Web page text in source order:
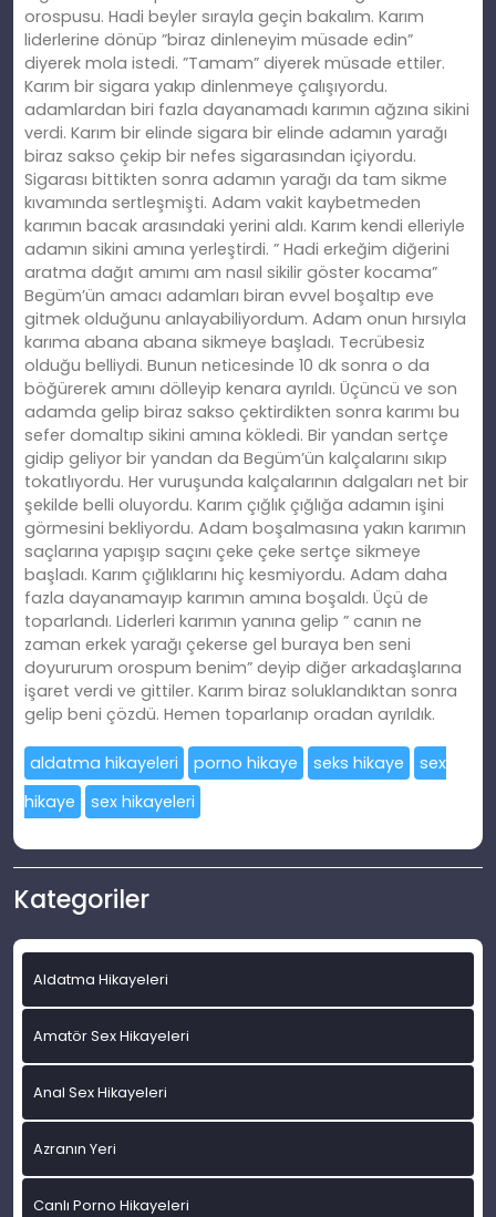
orospusu. Hadi beyler sırayla geçin bakalım. Karım
liderlerine dönüp ”biraz dinleneyim müsade edin”
diyerek mola istedi. ”Tamam” diyerek müsade ettiler.
Karım bir sigara yakıp dinlenmeye çalışıyordu.
adamlardan biri fazla dayanamadı karımın ağzına sikini
verdi. Karım bir elinde sigara bir elinde adamın yarağı
biraz sakso çekip bir nefes sigarasından içiyordu.
Sigarası bittikten sonra adamın yarağı da tam sikme
kıvamında sertleşmişti. Adam vakit kaybetmeden
karımın bacak arasındaki yerini aldı. Karım kendi elleriyle
adamın sikini amına yerleştirdi. ” Hadi erkeğim diğerini
aratma dağıt amımı am nasıl sikilir göster kocama”
Begüm’ün amacı adamları biran evvel boşaltıp eve
gitmek olduğunu anlayabiliyordum. Adam onun hırsıyla
karıma abana abana sikmeye başladı. Tecrübesiz
olduğu belliydi. Bunun neticesinde 10 dk sonra o da
böğürerek amını dölleyip kenara ayrıldı. Üçüncü ve son
adamda gelip biraz sakso çektirdikten sonra karımı bu
sefer domaltıp sikini amına kökledi. Bir yandan sertçe
gidip geliyor bir yandan da Begüm’ün kalçalarını sıkıp
tokatlıyordu. Her vuruşunda kalçalarının dalgaları net bir
şekilde belli oluyordu. Karım çığlık çığlığa adamın işini
görmesini bekliyordu. Adam boşalmasına yakın karımın
saçlarına yapışıp saçını çeke çeke sertçe sikmeye
başladı. Karım çığlıklarını hiç kesmiyordu. Adam daha
fazla dayanamayıp karımın amına boşaldı. Üçü de
toparlandı. Liderleri karımın yanına gelip ” canın ne
zaman erkek yarağı çekerse gel buraya ben seni
doyururum orospum benim” deyip diğer arkadaşlarına
işaret verdi ve gittiler. Karım biraz soluklandıktan sonra
gelip beni çözdü. Hemen toparlanıp oradan ayrıldık.
aldatma hikayeleri porno hikaye seks hikaye
sex
hikaye
sex hikayeleri
Kategoriler
Aldatma Hikayeleri
Amatör Sex Hikayeleri
Anal Sex Hikayeleri
Azranın Yeri
Canlı Porno Hikayeleri